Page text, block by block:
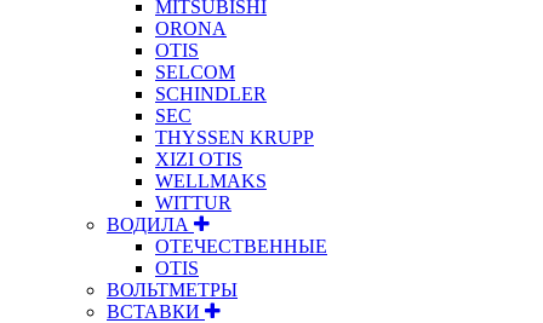
MITSUBISHI
ORONA
OTIS
SELCOM
SCHINDLER
SEC
THYSSEN KRUPP
XIZI OTIS
WELLMAKS
WITTUR
ВОДИЛА
ОТЕЧЕСТВЕННЫЕ
OTIS
ВОЛЬТМЕТРЫ
ВСТАВКИ